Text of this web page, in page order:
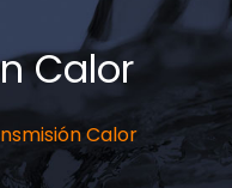
Calor
Calor